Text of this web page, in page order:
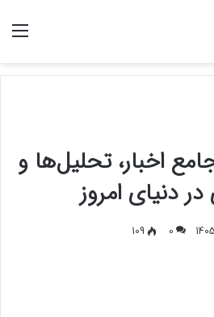
اخبار، تحلیل‌ها و
دنیای امروز
0
109